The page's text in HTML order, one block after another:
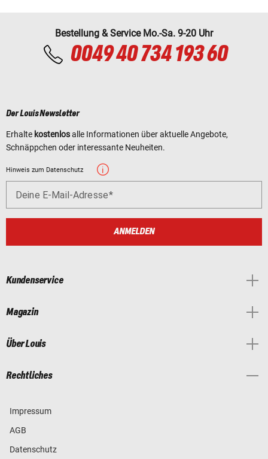
Bestellung & Service Mo.-Sa. 9-20 Uhr
0049 40 734 193 60
Der Louis Newsletter
Erhalte kostenlosalle Informationen über aktuelle Angebote,
Schnäppchen oder interessante Neuheiten.
Hinweis zum Datenschutz
Deine E-Mail-Adresse
ANMELDEN
Kundenservice
Magazin
Über Louis
Rechtliches
Impressum
AGB
Datenschutz